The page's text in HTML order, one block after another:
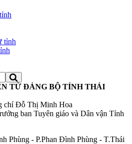
tỉnh
TỬ ĐẢNG BỘ TỈNH THÁI
chí Đỗ Thị Minh Hoa
ban Tuyên giáo và Dân vận Tỉnh
Phùng - P.Phan Đình Phùng - T.Thái